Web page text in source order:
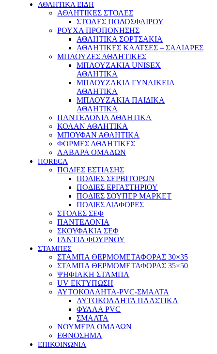
ΑΘΛΗΤΙΚΑ ΕΙΔΗ
ΑΘΛΗΤΙΚΕΣ ΣΤΟΛΕΣ
ΣΤΟΛΕΣ ΠΟΔΟΣΦΑΙΡΟΥ
ΡΟΥΧΑ ΠΡΟΠΟΝΗΣΗΣ
ΑΘΛΗΤΙΚΑ ΣΟΡΤΣΑΚΙΑ
ΑΘΛΗΤΙΚΕΣ ΚΑΛΤΣΕΣ – ΣΑΛΙΑΡΕΣ
ΜΠΛΟΥΖΕΣ ΑΘΛΗΤΙΚΕΣ
ΜΠΛΟΥΖΑΚΙΑ UNISEX
ΑΘΛΗΤΙΚΑ
ΜΠΛΟΥΖΑΚΙΑ ΓΥΝΑΙΚΕΙΑ
ΑΘΛΗΤΙΚΑ
ΜΠΛΟΥΖΑΚΙΑ ΠΑΙΔΙΚΑ
ΑΘΛΗΤΙΚΑ
ΠΑΝΤΕΛΟΝΙΑ ΑΘΛΗΤΙΚΑ
ΚΟΛΑΝ ΑΘΛΗΤΙΚΑ
ΜΠΟΥΦΑΝ ΑΘΛΗΤΙΚΑ
ΦΟΡΜΕΣ ΑΘΛΗΤΙΚΕΣ
ΛΑΒΑΡΑ ΟΜΑΔΩΝ
HORECA
ΠΟΔΙΕΣ ΕΣΤΙΑΣΗΣ
ΠΟΔΙΕΣ ΣΕΡΒΙΤΟΡΩΝ
ΠΟΔΙΕΣ ΕΡΓΑΣΤΗΡΙΟΥ
ΠΟΔΙΕΣ ΣΟΥΠΕΡ ΜΑΡΚΕΤ
ΠΟΔΙΕΣ ΔΙΑΦΟΡΕΣ
ΣΤΟΛΕΣ ΣΕΦ
ΠΑΝΤΕΛΟΝΙΑ
ΣΚΟΥΦΑΚΙΑ ΣΕΦ
ΓΑΝΤΙΑ ΦΟΥΡΝΟΥ
ΣΤΑΜΠΕΣ
ΣΤΑΜΠΑ ΘΕΡΜΟΜΕΤΑΦΟΡΑΣ 30×35
ΣΤΑΜΠΑ ΘΕΡΜΟΜΕΤΑΦΟΡΑΣ 35×50
ΨΗΦΙΑΚΗ ΣΤΑΜΠΑ
UV ΕΚΤΥΠΩΣΗ
ΑΥΤΟΚΟΛΛΗΤΑ-PVC-ΣΜΑΛΤΑ
ΑΥΤΟΚΟΛΛΗΤΑ ΠΛΑΣΤΙΚΑ
ΦΥΛΛΑ PVC
ΣΜΑΛΤΑ
ΝΟΥΜΕΡΑ ΟΜΑΔΩΝ
ΕΘΝΟΣΗΜΑ
ΕΠΙΚΟΙΝΩΝΙΑ